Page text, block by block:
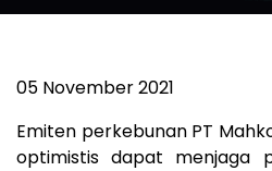
05 November 2021
Emiten perkebunan PT
optimistis dapat menjaga